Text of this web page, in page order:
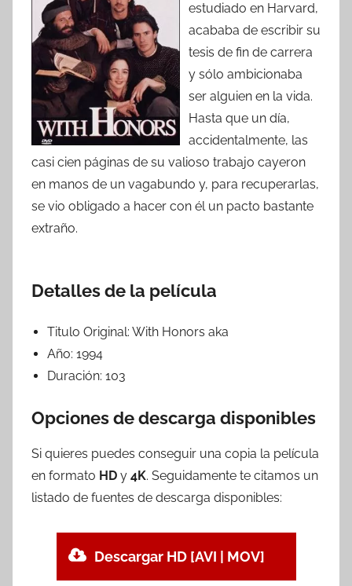
estudiado en Harvard,
acababa de escribir su
tesis de fin de carrera
y sólo ambicionaba
ser alguien en la vida.
Hasta que un día,
accidentalmente, las
casi cien páginas de su valioso trabajo cayeron
en manos de un vagabundo y, para recuperarlas,
se vio obligado a hacer con él un pacto bastante
extraño.
Detalles de la película
Titulo Original: With Honors aka
Año: 1994
Duración: 103
Opciones de descarga disponibles
Si quieres puedes conseguir una copia la película
en formato HD y 4K. Seguidamente te citamos un
listado de fuentes de descarga disponibles:
Descargar HD [AVI | MOV]